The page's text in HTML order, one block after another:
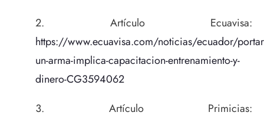
Artículo Ecuavisa:
https://www.ecuavisa.com/noticias/ecuador/
un-arma-implica-capacitacion-entrenamiento-y-
dinero-CG3594062
Artículo Primicias: